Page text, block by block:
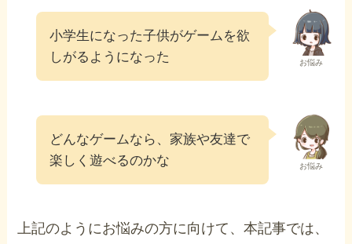
お悩み
小学生になった子供がゲームを欲
しがるようになった
お悩み
どんなゲームなら、家族や友達で
楽しく遊べるのかな
上記のようにお悩みの方に向けて、本記事では、